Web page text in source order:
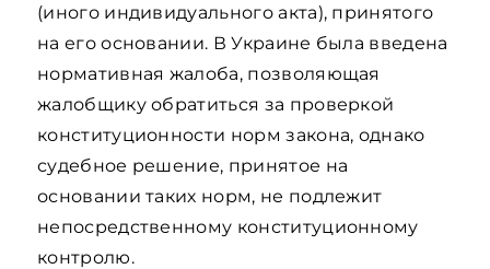
(иного индивидуального акта), принятого
на его основании. В Украине была введена
нормативная жалоба, позволяющая
жалобщику обратиться за проверкой
конституционности норм закона, однако
судебное решение, принятое на
основании таких норм, не подлежит
непосредственному конституционному
контролю.